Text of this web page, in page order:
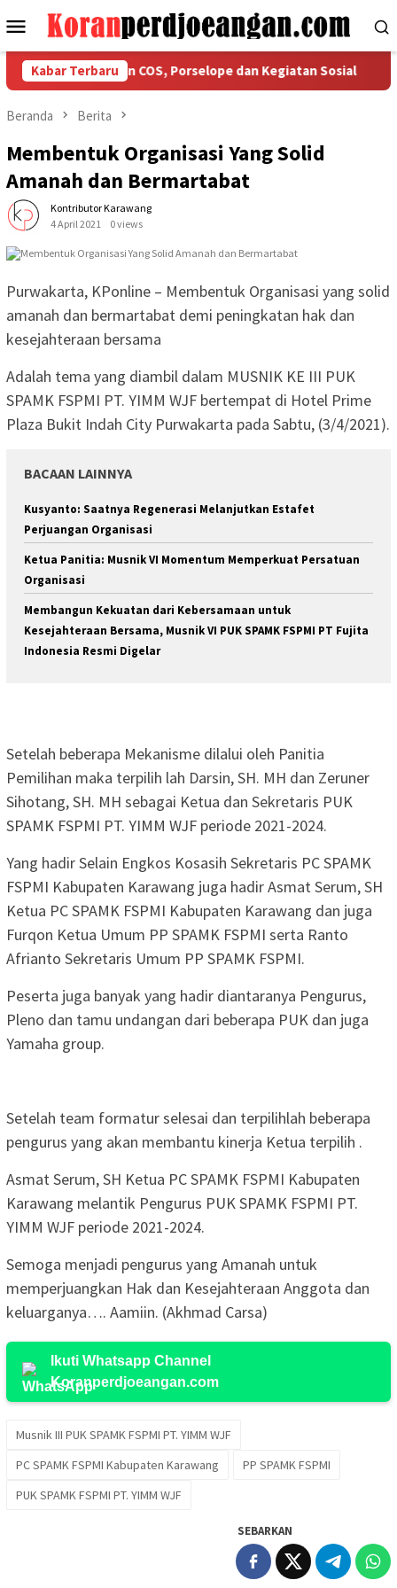
ke
Menu
Mobile
Kabar Terbaru
Ketaatan COS, Porselope dan Kegiatan Sosial
Beranda Berita
Membentuk Organisasi Yang Solid
Amanah dan Bermartabat
Kontributor Karawang
4 April 2021
0 views
Purwakarta, KPonline – Membentuk Organisasi yang solid
amanah dan bermartabat demi peningkatan hak dan
kesejahteraan bersama
Adalah tema yang diambil dalam MUSNIK KE III PUK
SPAMK FSPMI PT. YIMM WJF bertempat di Hotel Prime
Plaza Bukit Indah City Purwakarta pada Sabtu, (3/4/2021).
BACAAN LAINNYA
Kusyanto: Saatnya Regenerasi Melanjutkan Estafet
Perjuangan Organisasi
Ketua Panitia: Musnik VI Momentum Memperkuat Persatuan
Organisasi
Membangun Kekuatan dari Kebersamaan untuk
Kesejahteraan Bersama, Musnik VI PUK SPAMK FSPMI PT Fujita
Indonesia Resmi Digelar
Setelah beberapa Mekanisme dilalui oleh Panitia
Pemilihan maka terpilih lah Darsin, SH. MH dan Zeruner
Sihotang, SH. MH sebagai Ketua dan Sekretaris PUK
SPAMK FSPMI PT. YIMM WJF periode 2021-2024.
Yang hadir Selain Engkos Kosasih Sekretaris PC SPAMK
FSPMI Kabupaten Karawang juga hadir Asmat Serum, SH
Ketua PC SPAMK FSPMI Kabupaten Karawang dan juga
Furqon Ketua Umum PP SPAMK FSPMI serta Ranto
Afrianto Sekretaris Umum PP SPAMK FSPMI.
Peserta juga banyak yang hadir diantaranya Pengurus,
Pleno dan tamu undangan dari beberapa PUK dan juga
Yamaha group.
Setelah team formatur selesai dan terpilihlah beberapa
pengurus yang akan membantu kinerja Ketua terpilih .
Asmat Serum, SH Ketua PC SPAMK FSPMI Kabupaten
Karawang melantik Pengurus PUK SPAMK FSPMI PT.
YIMM WJF periode 2021-2024.
Semoga menjadi pengurus yang Amanah untuk
memperjuangkan Hak dan Kesejahteraan Anggota dan
keluarganya…. Aamiin. (Akhmad Carsa)
Ikuti Whatsapp Channel
Koranperdjoeangan.com
Musnik III PUK SPAMK FSPMI PT. YIMM WJF
PC SPAMK FSPMI Kabupaten Karawang
PP SPAMK FSPMI
PUK SPAMK FSPMI PT. YIMM WJF
SEBARKAN